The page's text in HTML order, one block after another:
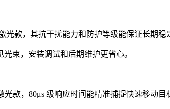
款，其抗干扰能力和防护等级能保证长期稳
束，安装调试和后期维护更省心。
款，80μs 级响应时间能精准捕捉快速移动目